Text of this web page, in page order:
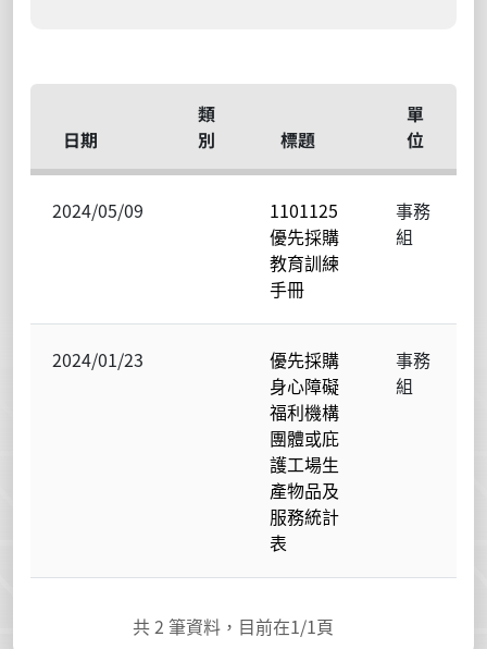
日期
類
別
標題
單
位
2024/05/09
1101125
優先採購
教育訓練
手冊
事務
組
2024/01/23
優先採購
身心障礙
福利機構
團體或庇
護工場生
產物品及
服務統計
表
事務
組
共2 筆資料，目前在1/1頁